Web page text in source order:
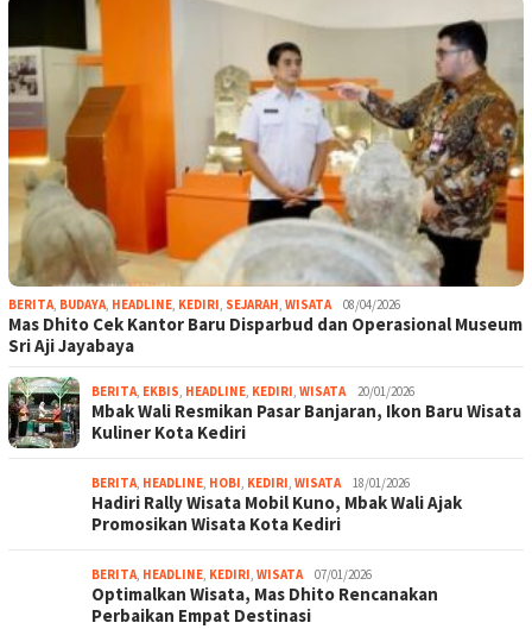
BERITA, BUDAYA, HEADLINE, KEDIRI, SEJARAH, WISATA 08/04/2026
Mas Dhito Cek Kantor Baru Disparbud dan Operasional Museum
Sri Aji Jayabaya
BERITA, EKBIS, HEADLINE, KEDIRI, WISATA 20/01/2026
Mbak Wali Resmikan Pasar Banjaran, Ikon Baru Wisata
Kuliner Kota Kediri
BERITA, HEADLINE, HOBI, KEDIRI, WISATA 18/01/2026
Hadiri Rally Wisata Mobil Kuno, Mbak Wali Ajak
Promosikan Wisata Kota Kediri
BERITA, HEADLINE, KEDIRI, WISATA 07/01/2026
Optimalkan Wisata, Mas Dhito Rencanakan
Perbaikan Empat Destinasi